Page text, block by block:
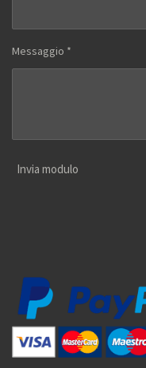
Messaggio *
Invia modulo